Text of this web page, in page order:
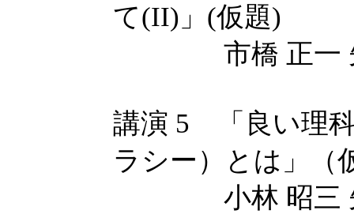
て(II)」(仮題)
市橋 正一 先
講演 5 「良い理
ラシー）とは」（
小林 昭三 先